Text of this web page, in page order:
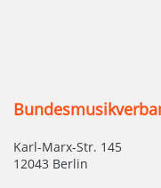
Karl-Marx-Str. 145
12043 Berlin